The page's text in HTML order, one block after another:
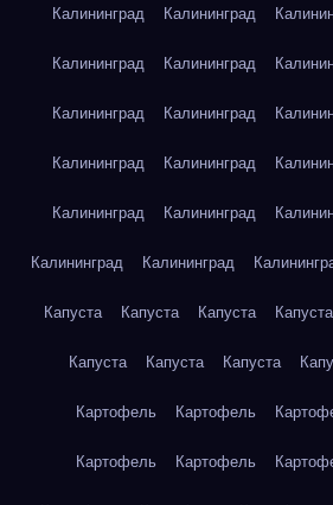
Калининград Калининград
Калининград Калининград
Калининград Калининград
Калининград Калининград
Калининград Калининград
Калининград Калининград
Капуста Капуста Капуста Капуста
Капуста Капуста Капуста
Картофель Картофель
Картофель Картофель